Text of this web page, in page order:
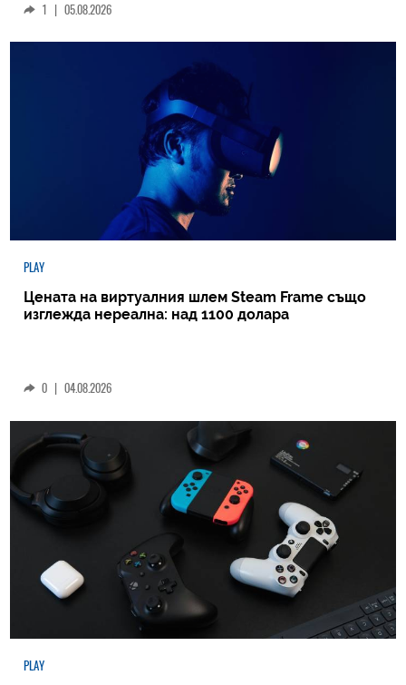
1 | 05.08.2026
PLAY
Цената на виртуалния шлем Steam Frame също
изглежда нереална: над 1100 долара
0 04.08.2026
PLAY